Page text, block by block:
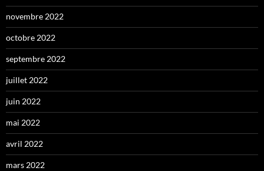
novembre 2022
octobre 2022
septembre 2022
juillet 2022
juin 2022
mai 2022
avril 2022
mars 2022